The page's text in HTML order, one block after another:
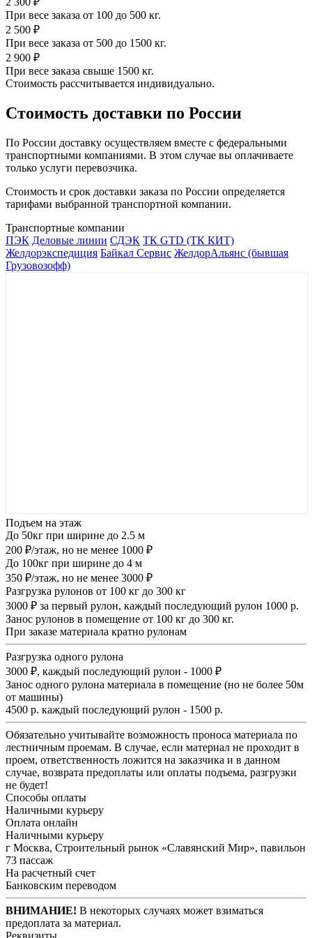
При весе заказа от 100 до 500 кг.
2 500 ₽
При весе заказа от 500 до 1500 кг.
2 900 ₽
При весе заказа свыше 1500 кг.
Стоимость рассчитывается индивидуально.
Стоимость доставки по России
По России доставку осуществляем вместе с федеральными
транспортными компаниями. В этом случае вы оплачиваете
только услуги перевозчика.
Стоимость и срок доставки заказа по России определяется
тарифами выбранной транспортной компании.
Транспортные компании
ПЭК Деловые линии СДЭК ТК GTD (ТК КИТ)
Желдорэкспедиция Байкал Сервис ЖелдорАльянс (бывшая
Грузовозофф)
Подъем на этаж
До 50кг при ширине до 2.5 м
200 ₽/этаж, но не менее 1000 ₽
До 100кг при ширине до 4 м
350 ₽/этаж, но не менее 3000 ₽
Разгрузка рулонов от 100 кг до 300 кг
3000 ₽ за первый рулон, каждый последующий рулон 1000 р.
Занос рулонов в помещение от 100 кг до 300 кг.
При заказе материала кратно рулонам
Разгрузка одного рулона
3000 ₽, каждый последующий рулон - 1000 ₽
Занос одного рулона материала в помещение (но не более 50м
от машины)
4500 р. каждый последующий рулон - 1500 р.
Обязательно учитывайте возможность проноса материала по
лестничным проемам. В случае, если материал не проходит в
проем, ответственность ложится на заказчика и в данном
случае, возврата предоплаты или оплаты подъема, разгрузки
не будет!
Способы оплаты
Наличными курьеру
Оплата онлайн
Наличными курьеру
г Москва, Строительный рынок «Славянский Мир», павильон
73 пассаж
На расчетный счет
Банковским переводом
ВНИМАНИЕ! В некоторых случаях может взиматься
предоплата за материал.
Реквизиты